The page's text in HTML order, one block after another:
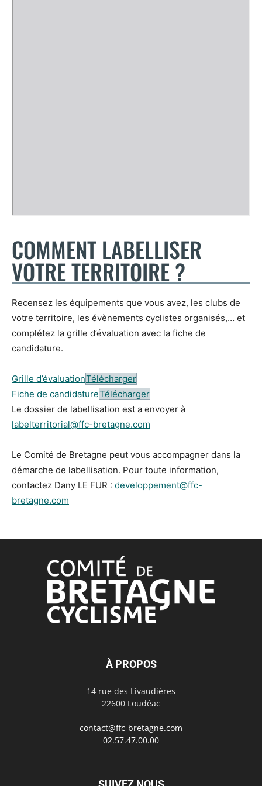
COMMENT LABELLISER
VOTRE TERRITOIRE ?
Recensez les équipements que vous avez, les clubs de
votre territoire, les évènements cyclistes organisés,… et
complétez la grille d’évaluation avec la fiche de
candidature.
Grille d’évaluationTélécharger
Fiche de candidatureTélécharger
Le dossier de labellisation est a envoyer à
labelterritorial@ffc-bretagne.com
Le Comité de Bretagne peut vous accompagner dans la
démarche de labellisation. Pour toute information,
contactez Dany LE FUR : developpement@ffc-
bretagne.com
À PROPOS
14 rue des Livaudières
22600 Loudéac
contact@ffc-bretagne.com
02.57.47.00.00